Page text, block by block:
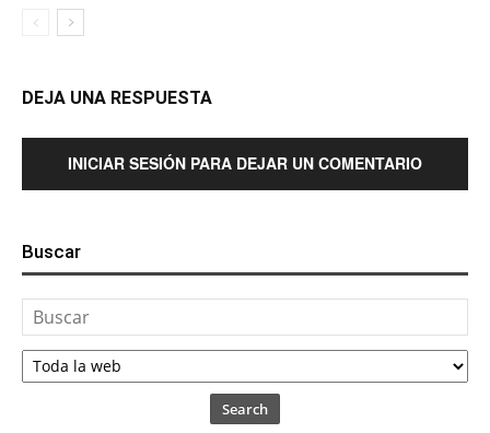
DEJA UNA RESPUESTA
INICIAR SESIÓN PARA DEJAR UN COMENTARIO
Buscar
Search